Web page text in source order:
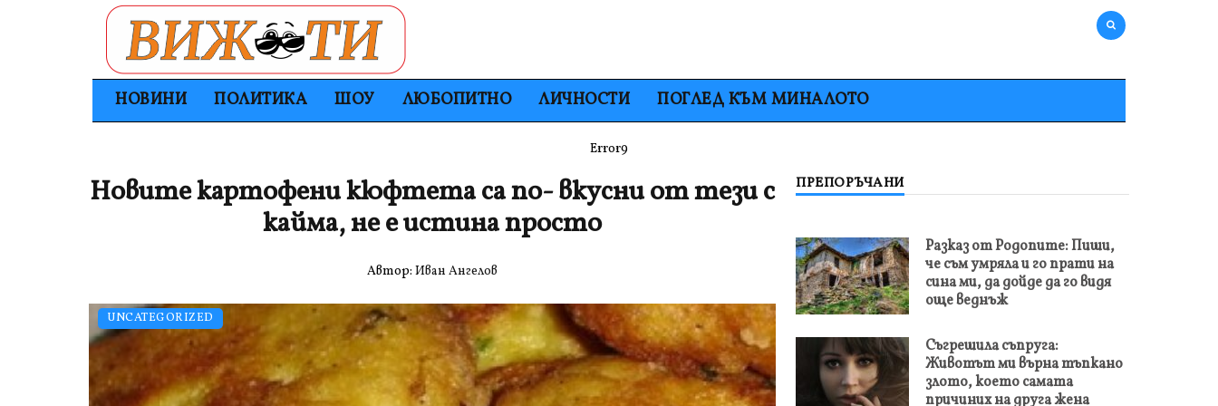
НОВИНИ ПОЛИТИКА ШОУ ЛЮБОПИТНО ЛИЧНОСТИ ПОГЛЕД КЪМ МИНАЛОТО
Error9
UNCATEGORIZED
Новите картофени кюфтета са по- вкусни от тези с
кайма, не е истина просто
Автор: Иван Ангелов
ПРЕПОРЪЧАНИ
Разказ от Родопите: Пиши,
че съм умряла и го прати на
сина ми, да дойде да го видя
още веднъж
Съгрешила съпруга:
Животът ми върна тъпкано
злото, което самата
причиних на друга жена